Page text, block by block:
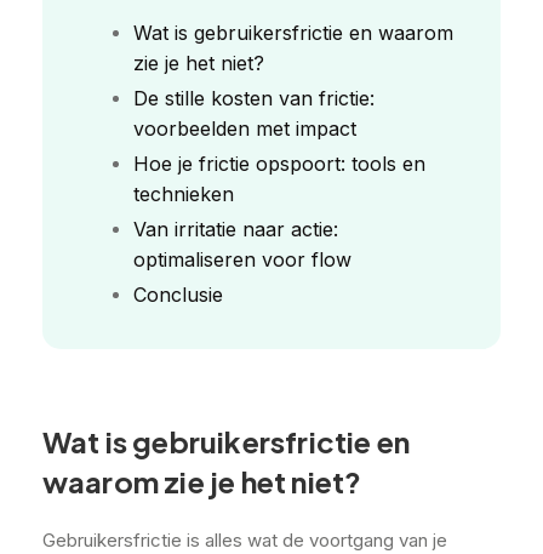
Wat is gebruikersfrictie en waarom
zie je het niet?
De stille kosten van frictie:
voorbeelden met impact
Hoe je frictie opspoort: tools en
technieken
Van irritatie naar actie:
optimaliseren voor flow
Conclusie
Wat is gebruikersfrictie en
waarom zie je het niet?
Gebruikersfrictie is alles wat de voortgang van je